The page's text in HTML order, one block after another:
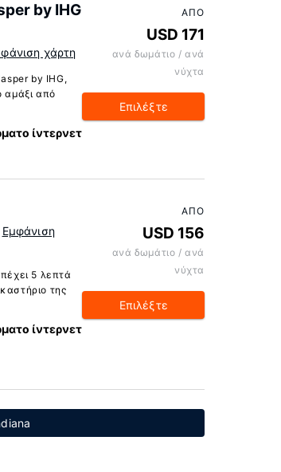
by IHG
χάρτη
by IHG,
αμάξι από
ίντερνετ
ΑΠΌ
USD 171
ανά δωμάτιο / ανά
νύχτα
Επιλέξτε
Εμφάνιση
5 λεπτά
της
ίντερνετ
ΑΠΌ
USD 156
ανά δωμάτιο / ανά
νύχτα
Επιλέξτε